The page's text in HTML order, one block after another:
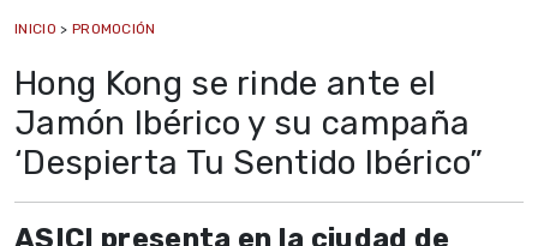
INICIO > PROMOCIÓN
Hong Kong se rinde ante el
Jamón Ibérico y su campaña
‘Despierta Tu Sentido Ibérico”
ASICI presenta en la ciudad de